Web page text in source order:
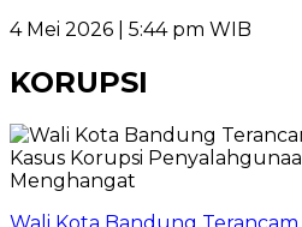
4 Mei 2026 | 5:44 pm WIB
KORUPSI
Wali Kota Bandung Terancam